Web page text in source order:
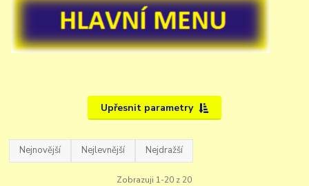
Upřesnit parametry
Nejnovější Nejlevnější Nejdražší
Zobrazuji 1-20 z 20